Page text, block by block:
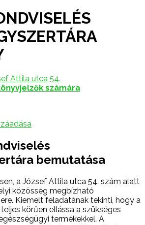
Attila utca 54.
számára
bemutatása
a József Attila utca 54. szám alatt
közösség megbízható
Kiemelt feladatának tekinti, hogy a
körűen ellássa a szükséges
termékekkel. A